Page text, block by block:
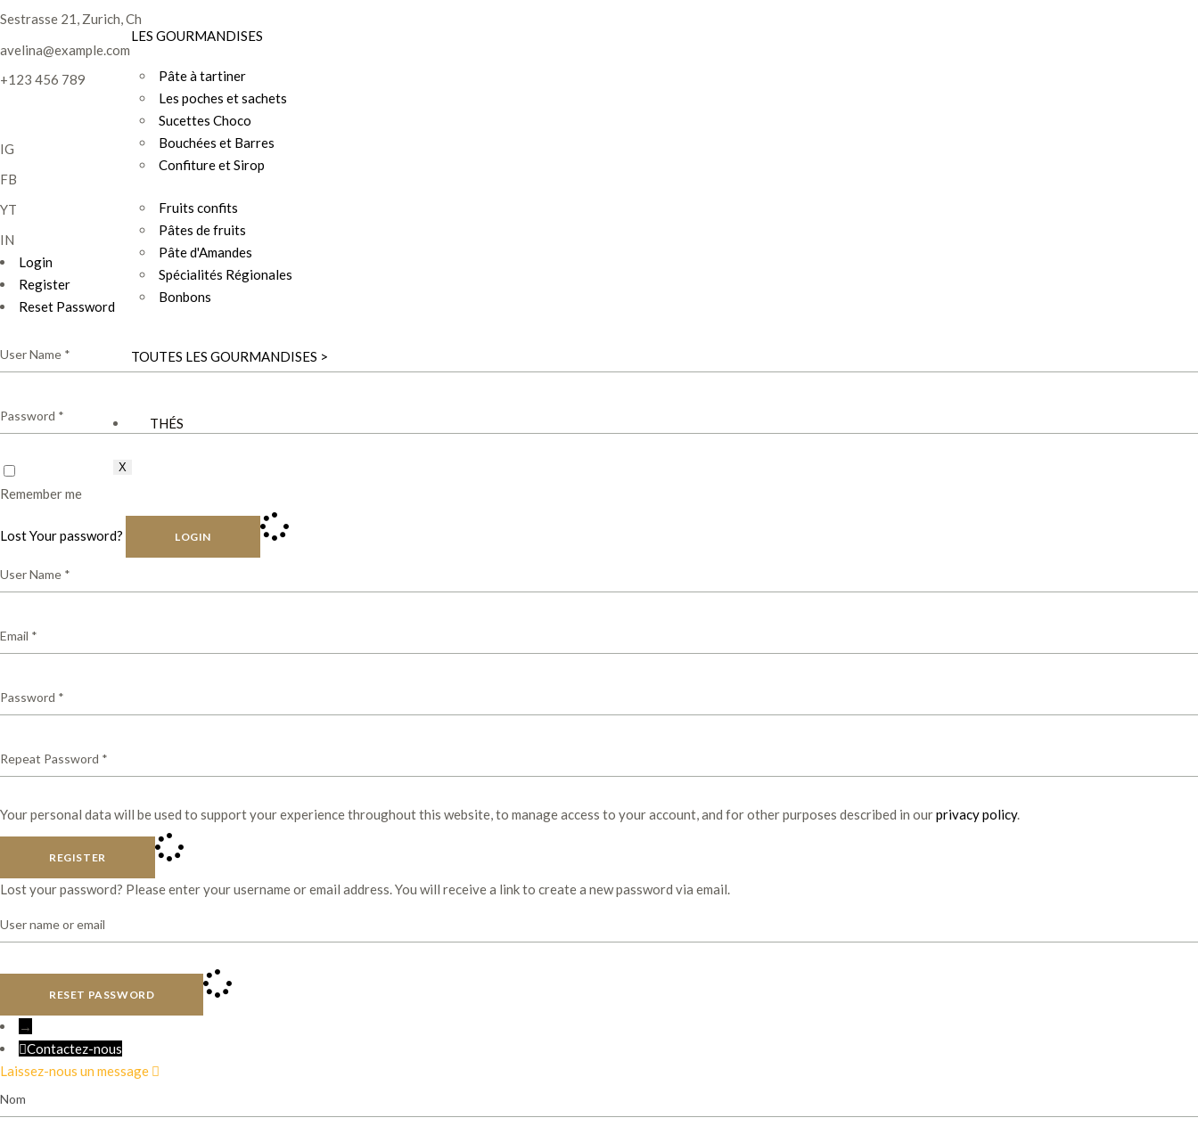
LES GOURMANDISES
Pâte à tartiner
Les poches et sachets
Sucettes Choco
Bouchées et Barres
Confiture et Sirop
Fruits confits
Pâtes de fruits
Pâte d'Amandes
Spécialités Régionales
Bonbons
TOUTES LES GOURMANDISES >
THÉS
X
Sestrasse 21, Zurich, Ch
avelina@example.com
+123 456 789
IG
FB
YT
IN
Login
Register
Reset Password
Remember me
Lost Your password? LOGIN
Your personal data will be used to support your experience throughout this website, to manage access to your account, and for other purposes described in ourprivacy policy.
REGISTER
Lost your password? Please enter your username or email address. You will receive a link to create a new password via email.
RESET PASSWORD
→
Contactez-nous
Laissez-nous un message
Nom